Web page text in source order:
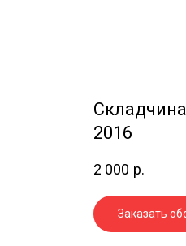
2016
2 000 р.
Заказать